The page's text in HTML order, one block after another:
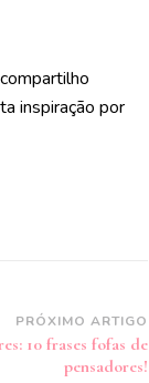
inspiração por
PRÓXIMO ARTIGO
10 frases fofas de
pensadores!